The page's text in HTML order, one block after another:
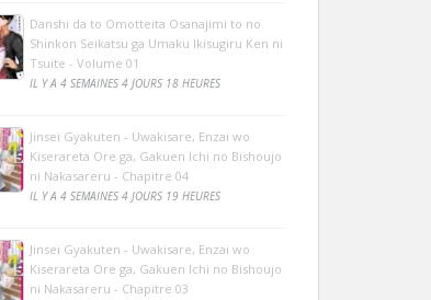
Danshi da to Omotteita Osanajimi to no
Shinkon Seikatsu ga Umaku Ikisugiru Ken ni
Tsuite - Volume 01
IL Y A 4 SEMAINES 4 JOURS 18 HEURES
Jinsei Gyakuten - Uwakisare, Enzai wo
Kiserareta Ore ga, Gakuen Ichi no Bishoujo
ni Nakasareru - Chapitre 04
IL Y A 4 SEMAINES 4 JOURS 19 HEURES
Jinsei Gyakuten - Uwakisare, Enzai wo
Kiserareta Ore ga, Gakuen Ichi no Bishoujo
ni Nakasareru - Chapitre 03